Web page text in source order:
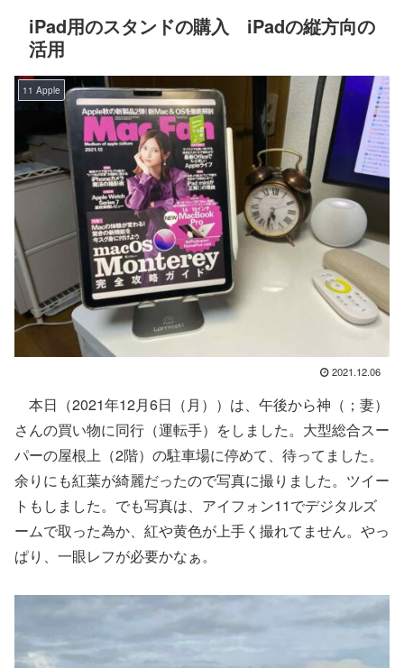
iPad用のスタンドの購入 iPadの縦方向の
活用
11 Apple
2021.12.06
本日（2021年12月6日（月））は、午後から神（；妻）
さんの買い物に同行（運転手）をしました。大型総合スー
パーの屋根上（2階）の駐車場に停めて、待ってました。
余りにも紅葉が綺麗だったので写真に撮りました。ツイー
トもしました。でも写真は、アイフォン11でデジタルズ
ームで取った為か、紅や黄色が上手く撮れてません。やっ
ぱり、一眼レフが必要かなぁ。